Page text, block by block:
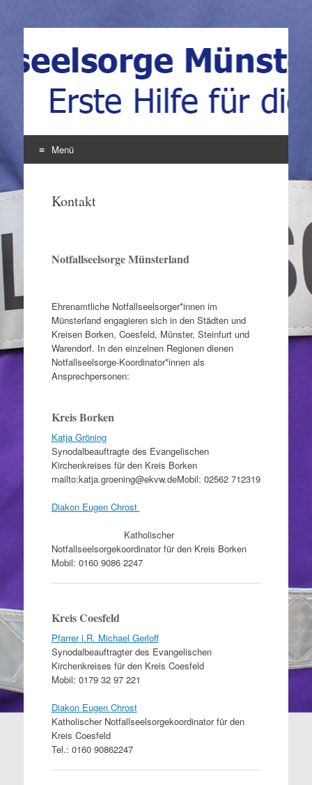
Notfallseelsorge
Münsterland
Erste Hilfe für die Seele
Menü
springenKontakt
Notfallseelsorge Münsterland
Ehrenamtliche Notfallseelsorger*innen im
Münsterland engagieren sich in den Städten und
Kreisen Borken, Coesfeld, Münster, Steinfurt und
Warendorf. In den einzelnen Regionen dienen
Notfallseelsorge-Koordinator*innen als
Ansprechpersonen:
Kreis Borken
Katja Gröning
Synodalbeauftragte des Evangelischen
Kirchenkreises für den Kreis Borken
mailto:katja.groening@ekvw.deMobil: 02562 712319
Diakon Eugen Chrost
Katholischer
Notfallseelsorgekoordinator für den Kreis Borken
Mobil: 0160 9086 2247
Kreis Coesfeld
Pfarrer i.R. Michael Gerloff
Synodalbeauftragter des Evangelischen
Kirchenkreises für den Kreis Coesfeld
Mobil: 0179 32 97 221
Diakon Eugen Chrost
Katholischer Notfallseelsorgekoordinator für den
Kreis Coesfeld
Tel.: 0160 90862247